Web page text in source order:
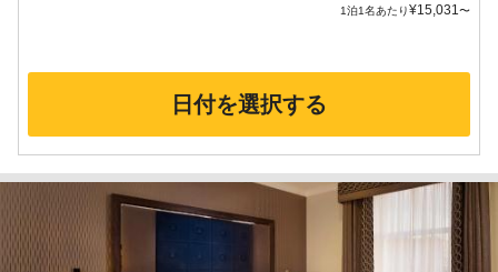
1泊1名あたり¥15,031〜
日付を選択する